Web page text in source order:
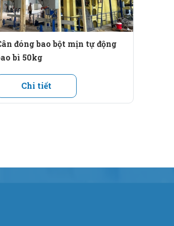
hiệu quả.
đóng bao bột mịn tự động
bì 50kg
Chi tiết